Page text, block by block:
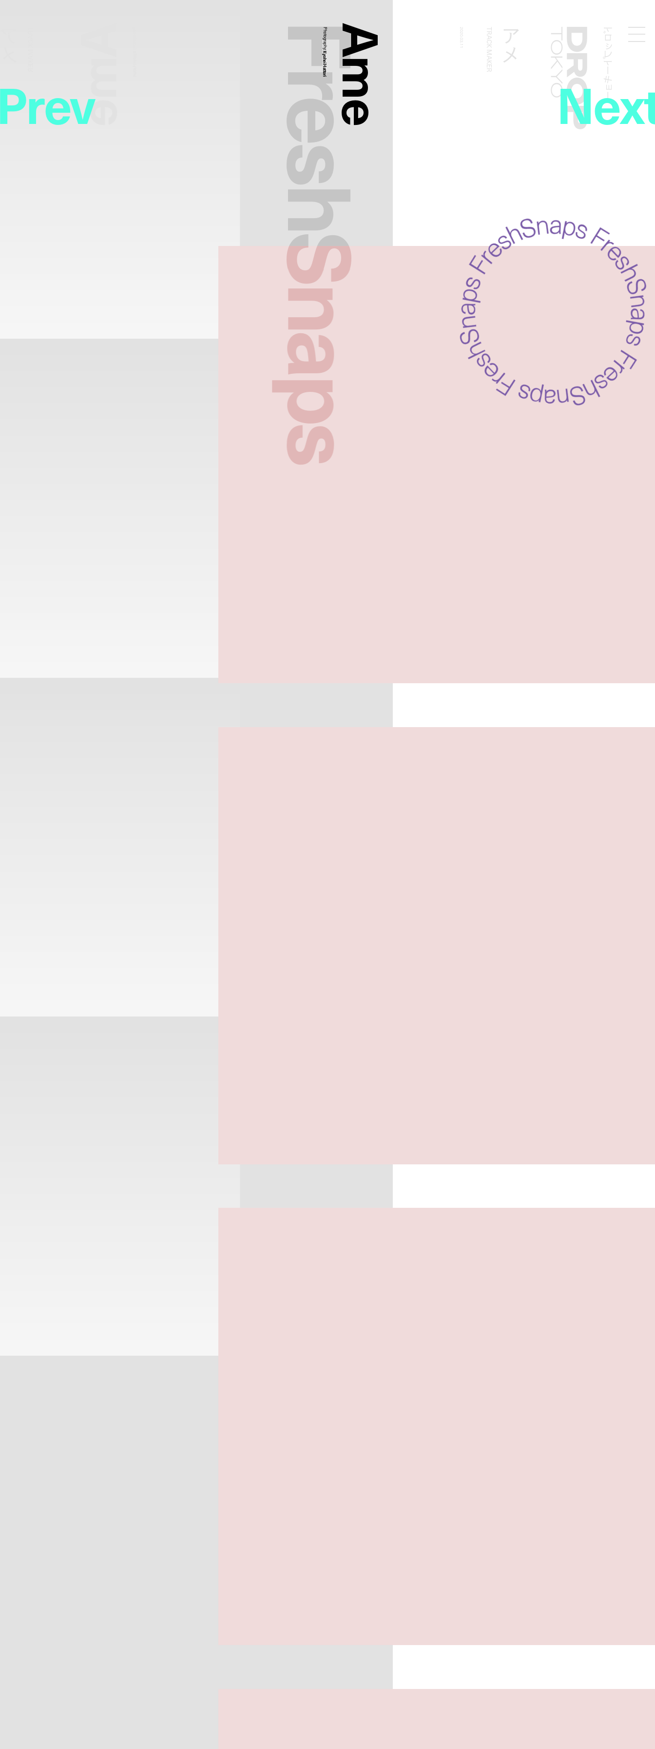
Droptokyo ドロップトーキョー
FreshSnaps
Ame
Photography:
Kyohei Hattori アメ
TRACK MAKER
2020.03.11
Ame